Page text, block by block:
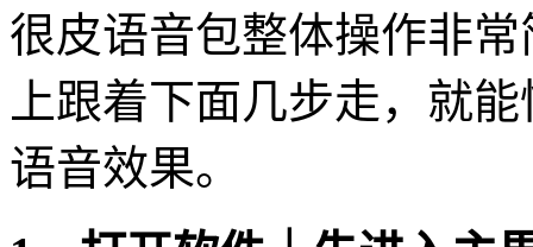
很皮语音包整体操作非
上跟着下面几步走，就
语音效果。